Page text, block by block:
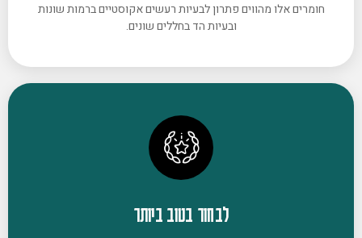
חומרים אלו מהווים פתרון לבעיות רעשים אקוסטיים ברמות שונות
ובעיות הד בחללים שונים.
לבחור בטוב ביותר